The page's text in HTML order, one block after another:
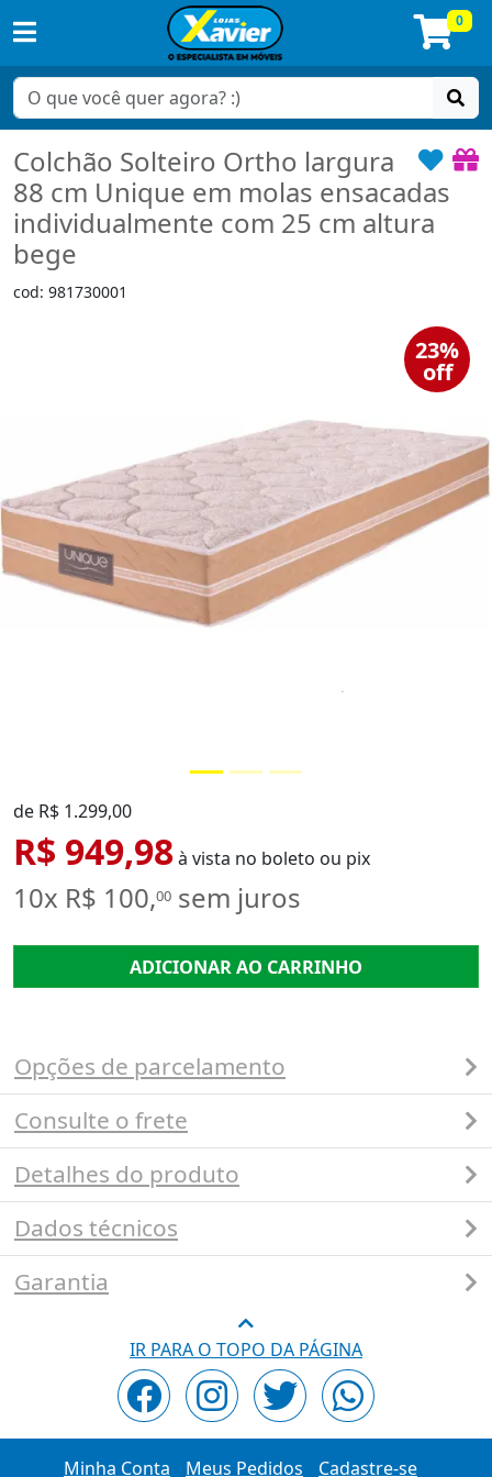
0
Colchão Solteiro Ortho largura
88 cm Unique em molas ensacadas
individualmente com 25 cm altura
bege
cod: 981730001
23%
off
de R$ 1.299,00
R$ 949,98à vista no boleto ou pix
10x R$ 100,00 sem juros
ADICIONAR AO CARRINHO
Opções de parcelamento
Consulte o frete
Detalhes do produto
Dados técnicos
Garantia
IR PARA O TOPO DA PÁGINA
Minha Conta Meus Pedidos Cadastre-se